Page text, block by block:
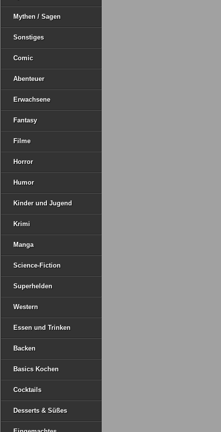
Mythen / Sagen
Sonstiges
Comic
Abenteuer
Erwachsene
Fantasy
Filme
Horror
Humor
Kinder und Jugend
Krimi
Manga
Science-Fiction
Superhelden
Western
Essen und Trinken
Backen
Basics Kochen
Cocktails
Desserts & Süßes